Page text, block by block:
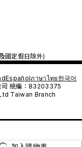
國定假日除外)
Españolภาษาไทย 한국어
司 統編：83203375
Taiwan Branch